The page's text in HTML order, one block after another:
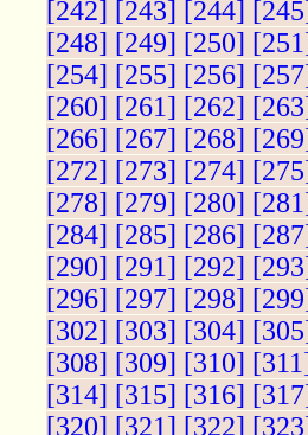
[242] [243] [244]
[248] [249] [250]
[254] [255] [256]
[260] [261] [262]
[266] [267] [268]
[272] [273] [274]
[278] [279] [280]
[284] [285] [286]
[290] [291] [292]
[296] [297] [298]
[302] [303] [304]
[308] [309] [310] [311]
[314] [315] [316]
[320] [321] [322]